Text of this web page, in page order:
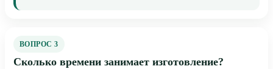
ВОПРОС 3
Сколько времени занимает изготовление?